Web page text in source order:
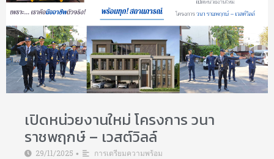
เปิดหน่วยงานใหม่ โครงการ วนา
ราชพฤกษ์ – เวสต์วิลล์
29/11/2025 • การเตรียมความพร้อม